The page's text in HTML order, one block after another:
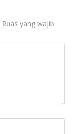
Ruas yang wajib